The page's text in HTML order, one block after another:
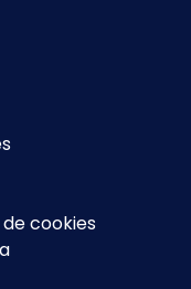
cookies